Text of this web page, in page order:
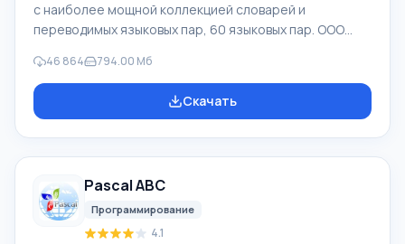
с наиболее мощной коллекцией словарей и
переводимых языковых пар, 60 языковых пар. ООО
разработчик систем перевода для частных
пользователей и корпораций. Программой PROMT
обеспечивается перевод любого текста, пользуясь
русского интерфейса или электронные письма
иностранной компани
46 864 794.00 Мб
Скачать
Pascal ABC
Программирование
4.1